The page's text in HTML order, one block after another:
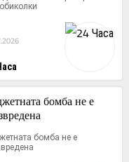
бомба не е
бомба не е